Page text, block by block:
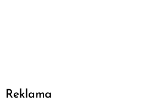
Reklama